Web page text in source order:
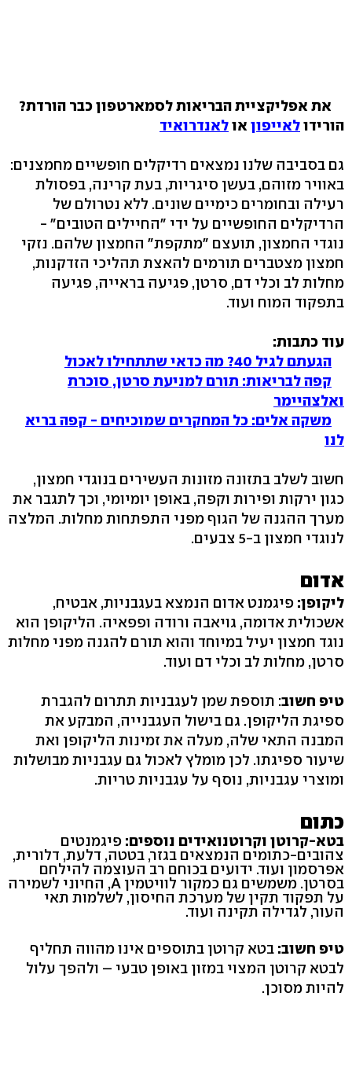
את אפליקציית הבריאות לסמארטפון כבר הורדת?
הורידולאייפון אולאנדרואיד
גם בסביבה שלנו נמצאים רדיקלים חופשיים מחמצנים:
באוויר מזוהם, בעשן סיגריות, בעת קרינה, בפסולת
רעילה ובחומרים כימיים שונים. ללא נטרולם של
הרדיקלים החופשיים על ידי "החיילים הטובים" -
נוגדי החמצון, תועצם "מתקפת" החמצון שלהם. נזקי
חמצון מצטברים תורמים להאצת תהליכי הזדקנות,
מחלות לב וכלי דם, סרטן, פגיעה בראייה, פגיעה
בתפקוד המוח ועוד.
עוד כתבות:
הגעתם לגיל 40? מה כדאי שתתחילו לאכול
קפה לבריאות: תורם למניעת סרטן, סוכרת
ואלצהיימר
משקה אלים: כל המחקרים שמוכיחים - קפה בריא
לנו
חשוב לשלב בתזונה מזונות העשירים בנוגדי חמצון,
כגון ירקות ופירות וקפה, באופן יומיומי, וכך לתגבר את
מערך ההגנה של הגוף מפני התפתחות מחלות. המלצה
לנוגדי חמצון ב-5 צבעים.
אדום
ליקופן: פיגמנט אדום הנמצא בעגבניות, אבטיח,
אשכולית אדומה, גויאבה ורודה ופפאיה. הליקופן הוא
נוגד חמצון יעיל במיוחד והוא תורם להגנה מפני מחלות
סרטן, מחלות לב וכלי דם ועוד.
טיפ חשוב: תוספת שמן לעגבניות תתרום להגברת
ספיגת הליקופן. גם בישול העגבנייה, המבקע את
המבנה התאי שלה, מעלה את זמינות הליקופן ואת
שיעור ספיגתו. לכן מומלץ לאכול גם עגבניות מבושלות
ומוצרי עגבניות, נוסף על עגבניות טריות.
כתום
בטא-קרוטן וקרוטנואידים נוספים: פיגמנטים
צהובים-כתומים הנמצאים בגזר, בטטה, דלעת, דלורית,
אפרסמון ועוד. ידועים בכוחם רב העוצמה להילחם
בסרטן. משמשים גם כמקור לוויטמין A, החיוני לשמירה
על תפקוד תקין של מערכת החיסון, לשלמות תאי
העור, לגדילה תקינה ועוד.
טיפ חשוב: בטא קרוטן בתוספים אינו מהווה תחליף
לבטא קרוטן המצוי במזון באופן טבעי – ולהפך עלול
להיות מסוכן.